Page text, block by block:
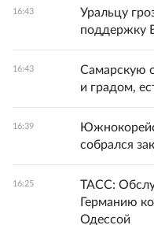
16:43
Уральцу
поддержку
16:43
Самарскую
и градом,
16:39
собрался
16:25
ТАСС:
Германию
Одессой